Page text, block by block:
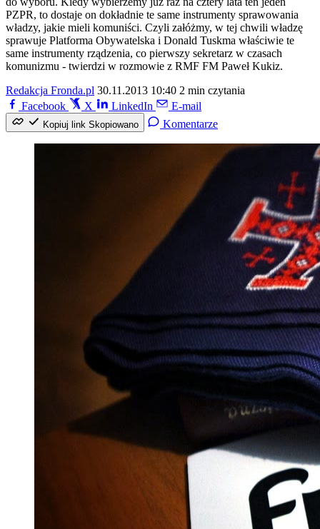
PZPR, to dostaje on dokładnie te same instrumenty sprawowania
władzy, jakie mieli komuniści. Czyli załóżmy, w tej chwili władzę
sprawuje Platforma Obywatelska i Donald Tuskma właściwie te
same instrumenty rządzenia, co pierwszy sekretarz w czasach
komunizmu - twierdzi w rozmowie z RMF FM Paweł Kukiz.
Redakcja Fronda.pl 30.11.2013 10:40 2 min czytania
Facebook
X LinkedIn E-mail
Kopiuj link Skopiowano Komentarze